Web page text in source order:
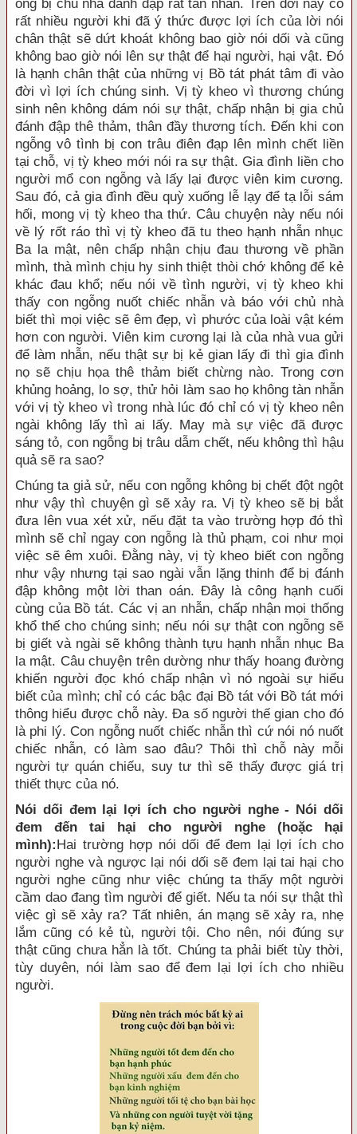
ông bị chủ nhà đánh đập rất tàn nhẫn. Trên đời này có
rất nhiều người khi đã ý thức được lợi ích của lời nói
chân thật sẽ dứt khoát không bao giờ nói dối và cũng
không bao giờ nói lên sự thật để hại người, hại vật. Đó
là hạnh chân thật của những vị Bồ tát phát tâm đi vào
đời vì lợi ích chúng sinh. Vị tỳ kheo vì thương chúng
sinh nên không dám nói sự thật, chấp nhận bị gia chủ
đánh đập thê thảm, thân đầy thương tích. Đến khi con
ngỗng vô tình bị con trâu điên đạp lên mình chết liền
tại chỗ, vị tỳ kheo mới nói ra sự thật. Gia đình liền cho
người mổ con ngỗng và lấy lại được viên kim cương.
Sau đó, cả gia đình đều quỳ xuống lễ lạy để tạ lỗi sám
hối, mong vị tỳ kheo tha thứ. Câu chuyện này nếu nói
về lý rốt ráo thì vị tỳ kheo đã tu theo hạnh nhẫn nhục
Ba la mật, nên chấp nhận chịu đau thương về phần
mình, thà mình chịu hy sinh thiệt thòi chớ không để kẻ
khác đau khổ; nếu nói về tình người, vị tỳ kheo khi
thấy con ngỗng nuốt chiếc nhẫn và báo với chủ nhà
biết thì mọi việc sẽ êm đẹp, vì phước của loài vật kém
hơn con người. Viên kim cương lại là của nhà vua gửi
để làm nhẫn, nếu thật sự bị kẻ gian lấy đi thì gia đình
nọ sẽ chịu họa thê thảm biết chừng nào. Trong cơn
khủng hoảng, lo sợ, thử hỏi làm sao họ không tàn nhẫn
với vị tỳ kheo vì trong nhà lúc đó chỉ có vị tỳ kheo nên
ngài không lấy thì ai lấy. May mà sự việc đã được
sáng tỏ, con ngỗng bị trâu dẫm chết, nếu không thì hậu
quả sẽ ra sao?
Chúng ta giả sử, nếu con ngỗng không bị chết đột ngột
như vậy thì chuyện gì sẽ xảy ra. Vị tỳ kheo sẽ bị bắt
đưa lên vua xét xử, nếu đặt ta vào trường hợp đó thì
mình sẽ chỉ ngay con ngỗng là thủ phạm, coi như mọi
việc sẽ êm xuôi. Đằng này, vị tỳ kheo biết con ngỗng
như vậy nhưng tại sao ngài vẫn lặng thinh để bị đánh
đập không một lời than oán. Đây là công hạnh cuối
cùng của Bồ tát. Các vị an nhẫn, chấp nhận mọi thống
khổ thế cho chúng sinh; nếu nói sự thật con ngỗng sẽ
bị giết và ngài sẽ không thành tựu hạnh nhẫn nhục Ba
la mật. Câu chuyện trên dường như thấy hoang đường
khiến người đọc khó chấp nhận vì nó ngoài sự hiểu
biết của mình; chỉ có các bậc đại Bồ tát với Bồ tát mới
thông hiểu được chỗ này. Đa số người thế gian cho đó
là phi lý. Con ngỗng nuốt chiếc nhẫn thì cứ nói nó nuốt
chiếc nhẫn, có làm sao đâu? Thôi thì chỗ này mỗi
người tự quán chiếu, suy tư thì sẽ thấy được giá trị
thiết thực của nó.
Nói dối đem lại lợi ích cho người nghe - Nói dối
đem đến tai hại cho người nghe (hoặc hại
mình):Hai trường hợp nói dối để đem lại lợi ích cho
người nghe và ngược lại nói dối sẽ đem lại tai hại cho
người nghe cũng như việc chúng ta thấy một người
cầm dao đang tìm người để giết. Nếu ta nói sự thật thì
việc gì sẽ xảy ra? Tất nhiên, án mạng sẽ xảy ra, nhẹ
lắm cũng có kẻ tù, người tội. Cho nên, nói đúng sự
thật cũng chưa hẳn là tốt. Chúng ta phải biết tùy thời,
tùy duyên, nói làm sao để đem lại lợi ích cho nhiều
người.